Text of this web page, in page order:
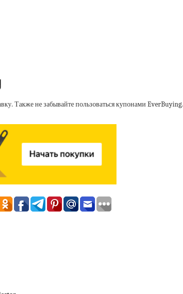
Также не забывайте пользоваться купонами EverBuying.